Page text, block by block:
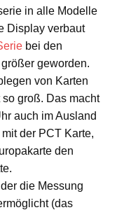
in alle Modelle
Display verbaut
bei den
geworden.
von Karten
groß. Das macht
auch im Ausland
der PCT Karte,
den
die Messung
(das